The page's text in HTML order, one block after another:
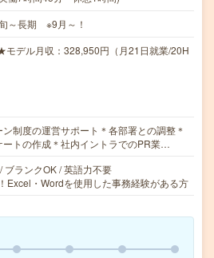
～長期 ※9月～！
デル月収：328,950円（月21日就業/20H
ン制度の運営サポート＊各部署との調整＊
ートの作成＊社内イントラでのPR業…
ブランクOK / 英語力不要
Excel・Wordを使用した事務経験がある方